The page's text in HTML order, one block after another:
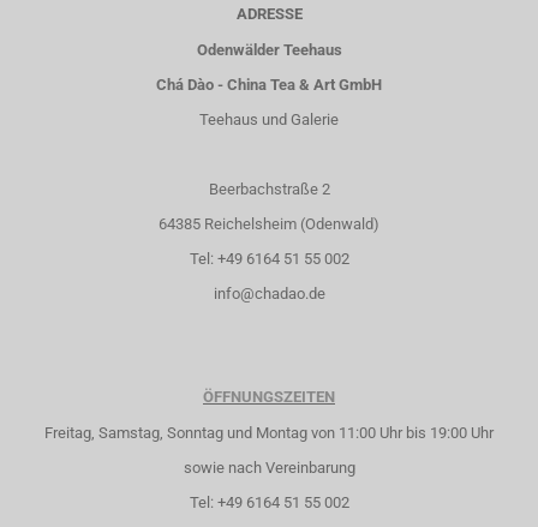
ADRESSE
Odenwälder Teehaus
Chá Dào - China Tea & Art GmbH
Teehaus und Galerie
Beerbachstraße 2
64385 Reichelsheim (Odenwald)
Tel: +49 6164 51 55 002
info@chadao.de
ÖFFNUNGSZEITEN
Freitag, Samstag, Sonntag und Montag von 11:00 Uhr bis 19:00 Uhr
sowie nach Vereinbarung
Tel: +49 6164 51 55 002